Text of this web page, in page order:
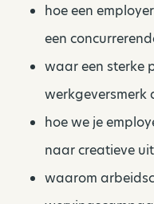
hoe een
een
waar een sterke
werkgeversmerk
hoe we je
naar creatieve
waarom